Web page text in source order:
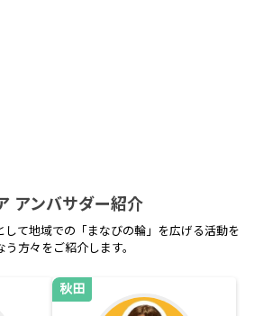
アンバサダー紹介
て地域での「まなびの輪」を広げる活動を
う方々をご紹介します。
秋田